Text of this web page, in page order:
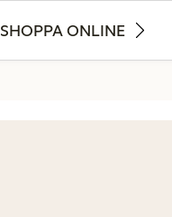
SHOPPA ONLINE